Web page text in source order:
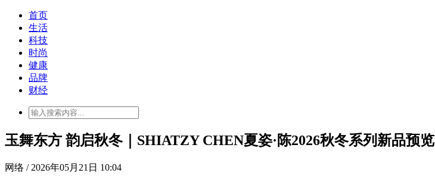
首页
生活
科技
时尚
健康
品牌
财经
玉舞东方 韵启秋冬｜SHIATZY CHEN夏姿·陈2026秋冬系列新品预览
网络 / 2026年05月21日 10:04